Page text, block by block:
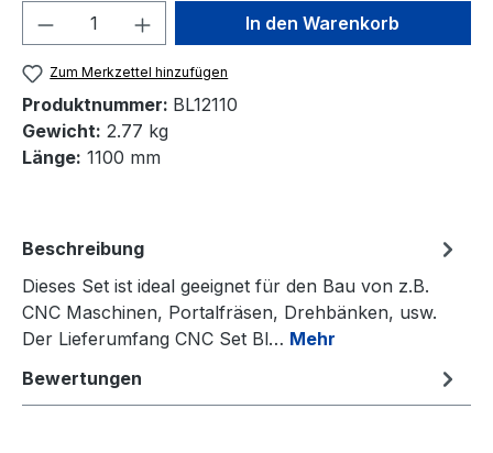
Produkt Anzahl: Gib denIn den Warenkorb
Zum Merkzettel hinzufügen
Produktnummer: BL12110
Gewicht: 2.77 kg
Länge: 1100 mm
Beschreibung
Dieses Set ist ideal geeignet für den Bau von z.B.
CNC Maschinen, Portalfräsen, Drehbänken, usw.
Der Lieferumfang CNC Set Bl… Mehr
Bewertungen